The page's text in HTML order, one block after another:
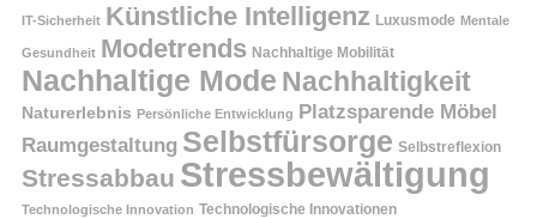
IT-Sicherheit Künstliche Intelligenz Luxusmode Mentale
Gesundheit Modetrends Nachhaltige Mobilität
Nachhaltige Mode Nachhaltigkeit
Naturerlebnis Persönliche Entwicklung Platzsparende Möbel
Raumgestaltung Selbstfürsorge Selbstreflexion
Stressabbau Stressbewältigung
Technologische Innovation Technologische Innovationen